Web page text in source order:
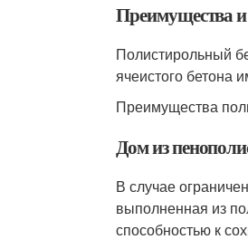
Преимущества и
Полистирольный
ячеистого бетона
Преимущества
Дом из
В случае
выполненная из
способностью к